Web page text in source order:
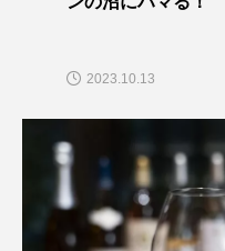
2023.10.13